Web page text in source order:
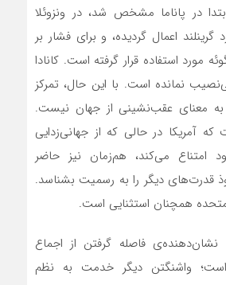
در پاناما مشخص شد، در ونزوئلا
گرینلند اعمال گردیده، و برای فشار بر
مورد استفاده قرار گرفته است. کانادا
نمانده است. با این حال، تمرکز
به معنای عقب‌نشینی از جهان نیست.
که آمریکا در حالی که از جهانی‌زدایی
می‌کند، هم‌زمان نیز حاضر
قدرت‌های دیگر را به رسمیت بشناسد.
متحده همچنان استثنایی است.
نشان‌دهنده‌ی فاصله گرفتن از اجماع
واشنگتن دیگر خدمت به نظم